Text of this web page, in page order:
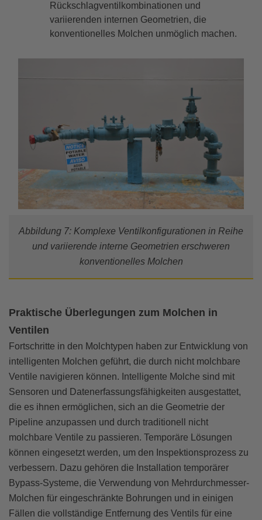
Rückschlagventilkombinationen und
variierenden internen Geometrien, die
konventionelles Molchen unmöglich machen.
Abbildung 7: Komplexe Ventilkonfigurationen in Reihe
und variierende interne Geometrien erschweren
konventionelles Molchen
Praktische Überlegungen zum Molchen in
Ventilen
Fortschritte in den Molchtypen haben zur Entwicklung von
intelligenten Molchen geführt, die durch nicht molchbare
Ventile navigieren können. Intelligente Molche sind mit
Sensoren und Datenerfassungsfähigkeiten ausgestattet,
die es ihnen ermöglichen, sich an die Geometrie der
Pipeline anzupassen und durch traditionell nicht
molchbare Ventile zu passieren. Temporäre Lösungen
können eingesetzt werden, um den Inspektionsprozess zu
verbessern. Dazu gehören die Installation temporärer
Bypass-Systeme, die Verwendung von Mehrdurchmesser-
Molchen für eingeschränkte Bohrungen und in einigen
Fällen die vollständige Entfernung des Ventils für eine